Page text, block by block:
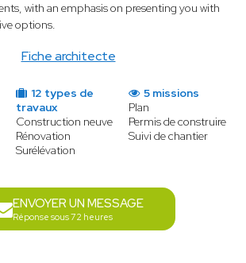
Fiche architecte
with an emphasis on presenting you with
options.
12 types de
travaux
Construction neuve
Rénovation
Surélévation
5 missions
Plan
Permis de construire
Suivi de chantier
ENVOYER UN MESSAGE
Réponse sous 72 heures